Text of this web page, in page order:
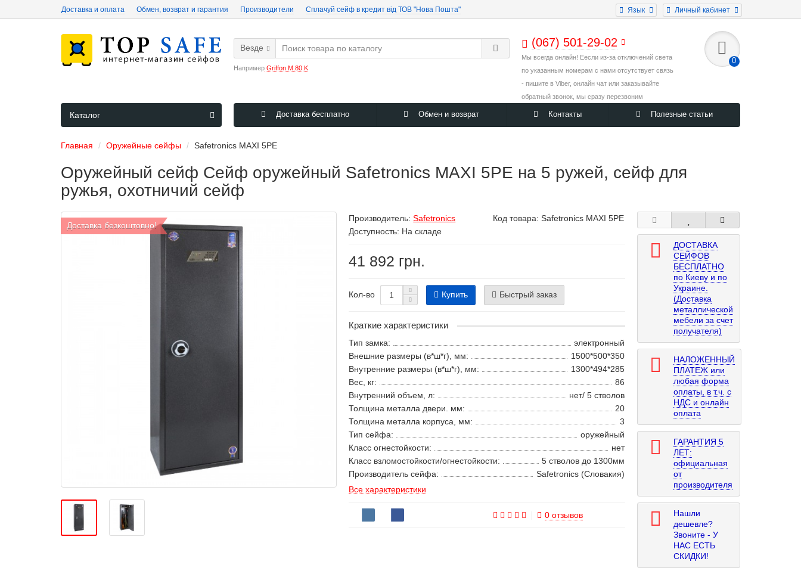
Личный кабинет
Язык
Доставка и оплата Обмен, возврат и гарантия Производители Cплачуй сейф в кредит від ТОВ "Нова Пошта"
(067) 501-29-02
Мы всегда онлайн! Еесли из-за отключений света
по указанным номерам с нами отсутствует связь
- пишите в Viber, онлайн чат или заказывайте
обратный звонок, мы сразу перезвоним
0
Везде
Например Griffon M.80.K
Доставка бесплатно Обмен и возврат Контакты Полезные статьи
Каталог
Главная Оружейные сейфы Safetronics MAXI 5PE
Оружейный сейф Сейф оружейный Safetronics MAXI 5PE на 5 ружей, сейф для
ружья, охотничий сейф
Доставка безкоштовно!
Производитель:Safetronics Код товара: Safetronics MAXI 5PE
Доступность: На складе
41 892 грн.
Кол-во Купить Быстрый заказ
Краткие характеристики
Тип замка:
электронный
Внешние размеры (в*ш*г), мм:
1500*500*350
Внутренние размеры (в*ш*г), мм:
1300*494*285
Вес, кг:
86
Внутренний объем, л:
нет/ 5 стволов
Толщина металла двери. мм:
20
Толщина металла корпуса, мм:
3
Тип сейфа:
оружейный
Класс огнестойкости:
нет
Класс взломостойкости/огнестойкости:
5 стволов до 1300мм
Производитель сейфа:
Safetronics (Словакия)
Все характеристики
0 отзывов
ДОСТАВКА
СЕЙФОВ
БЕСПЛАТНО
по Киеву и по
Украине.
(Доставка
металлической
мебели за счет
получателя)
НАЛОЖЕННЫЙ
ПЛАТЕЖ или
любая форма
оплаты, в т.ч. с
НДС и онлайн
оплата
ГАРАНТИЯ 5
ЛЕТ:
официальная
от
производителя
Нашли
дешевле?
Звоните - У
НАС ЕСТЬ
СКИДКИ!